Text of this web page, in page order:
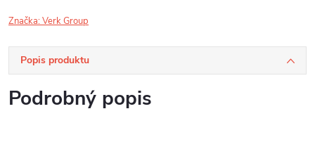
Značka:Verk Group
Popis produktu
Podrobný popis